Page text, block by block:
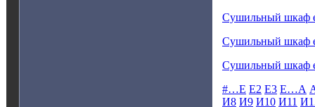
Сушильный шкаф
Сушильный шкаф
Сушильный шкаф
#…E E2 E3 E…А
И8 И9 И10 И11